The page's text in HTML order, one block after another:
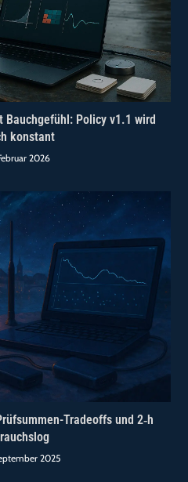
Policy v1.1 wird
konstant
2026
Tradeoffs und 2‑h
2025